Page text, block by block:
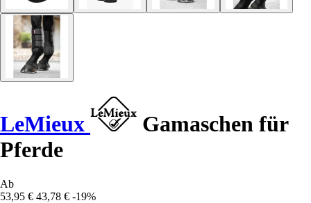
LeMieux
Gamaschen für
Pferde
Ab
53,95 € 43,78 € -19%